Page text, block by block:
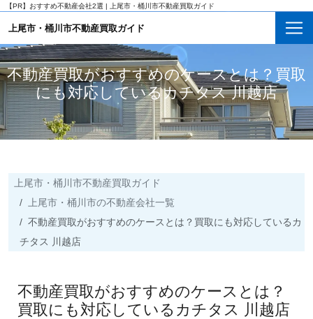
【PR】 おすすめ不動産会社2選 | 上尾市・桶川市不動産買取ガイド
上尾市・桶川市不動産買取ガイド
不動産買取がおすすめのケースとは？買取
にも対応しているカチタス 川越店
上尾市・桶川市不動産買取ガイド
上尾市・桶川市の不動産会社一覧
不動産買取がおすすめのケースとは？買取にも対応しているカ
チタス 川越店
不動産買取がおすすめのケースとは？
買取にも対応しているカチタス 川越店